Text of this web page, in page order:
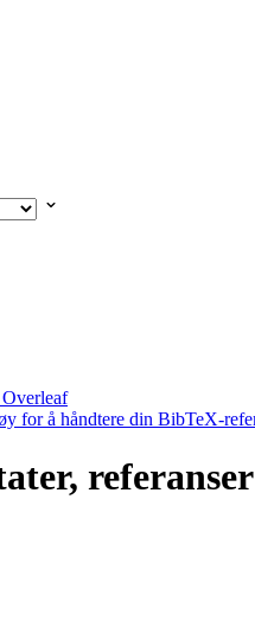
for å håndtere din BibTeX-